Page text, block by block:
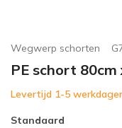
Wegwerp schorten
PE schort
Levertijd 1-5
Standaard